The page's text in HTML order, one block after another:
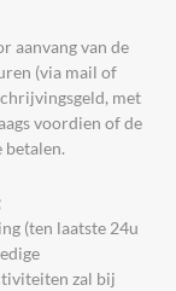
aanvang van de
(via mail of
met
voordien of de
betalen.
(ten laatste 24u
zal bij